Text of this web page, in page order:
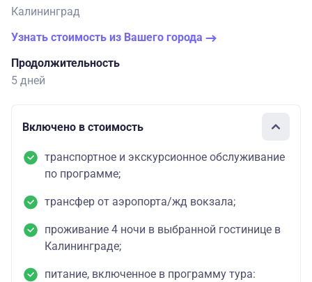
Калининград
Узнать стоимость из Вашего города
Продолжительность
5 дней
Включено в стоимость
транспортное и экскурсионное обслуживание
по программе;
трансфер от аэропорта/жд вокзала;
проживание 4 ночи в выбранной гостинице в
Калининграде;
питание, включенное в программу тура: